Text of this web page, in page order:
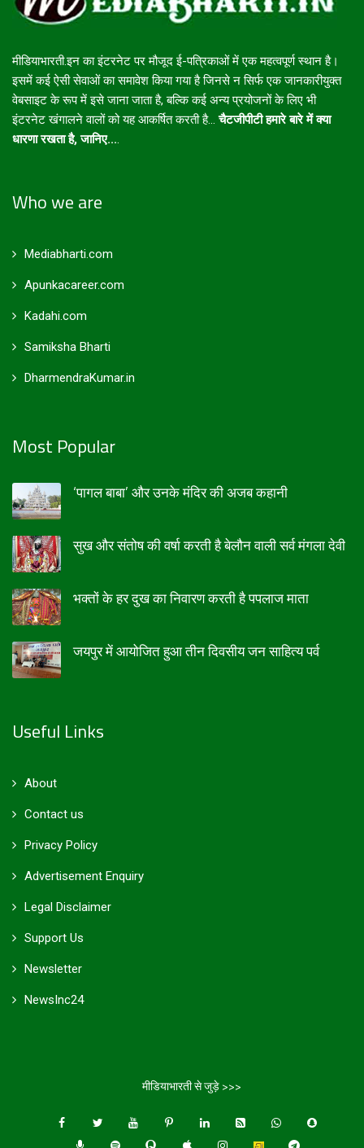
मीडियाभारती.इन का इंटरनेट पर मौजूद ई-पत्रिकाओं में एक महत्वपूर्ण स्थान है।
इसमें कई ऐसी सेवाओं का समावेश किया गया है जिनसे न सिर्फ एक जानकारीयुक्त
वेबसाइट के रूप में इसे जाना जाता है, बल्कि कई अन्य प्रयोजनों के लिए भी
इंटरनेट खंगालने वालों को यह आकर्षित करती है... चैटजीपीटी हमारे बारे में क्या
धारणा रखता है, जानिए....
Who we are
Mediabharti.com
Apunkacareer.com
Kadahi.com
Samiksha Bharti
DharmendraKumar.in
Most Popular
‘पागल बाबा’ और उनके मंदिर की अजब कहानी
सुख और संतोष की वर्षा करती है बेलौन वाली सर्व मंगला देवी
भक्तों के हर दुख का निवारण करती है पपलाज माता
जयपुर में आयोजित हुआ तीन दिवसीय जन साहित्य पर्व
Useful Links
About
Contact us
Privacy Policy
Advertisement Enquiry
Legal Disclaimer
Support Us
Newsletter
NewsInc24
मीडियाभारती से जुड़े >>>